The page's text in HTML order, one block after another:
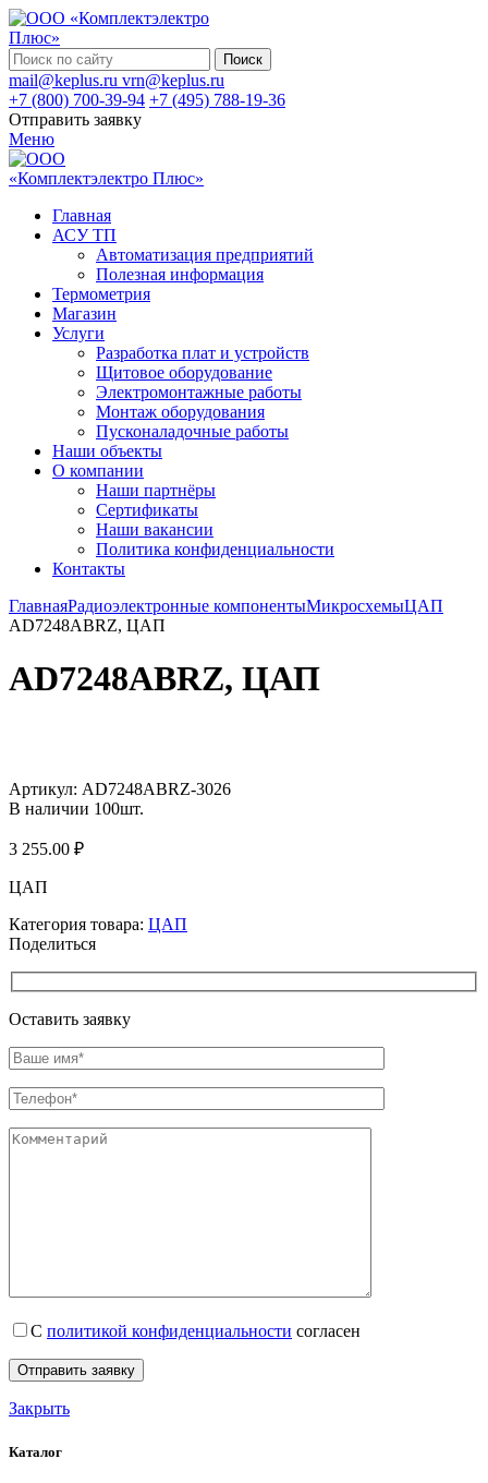
Поиск
mail@keplus.ru vrn@keplus.ru
+7 (800) 700-39-94 +7 (495) 788-19-36
Отправить заявку
Меню
Главная
АСУ ТП
Автоматизация предприятий
Полезная информация
Термометрия
Магазин
Услуги
Разработка плат и устройств
Щитовое оборудование
Электромонтажные работы
Монтаж оборудования
Пусконаладочные работы
Наши объекты
О компании
Наши партнёры
Сертификаты
Наши вакансии
Политика конфиденциальности
Контакты
ГлавнаяРадиоэлектронные компонентыМикросхемыЦАП
AD7248ABRZ, ЦАП
AD7248ABRZ, ЦАП
Артикул: AD7248ABRZ-3026
В наличии 100шт.
3 255.00 ₽
ЦАП
Категория товара: ЦАП
Поделиться
Оставить заявку
С политикой конфиденциальности согласен
Закрыть
Каталог